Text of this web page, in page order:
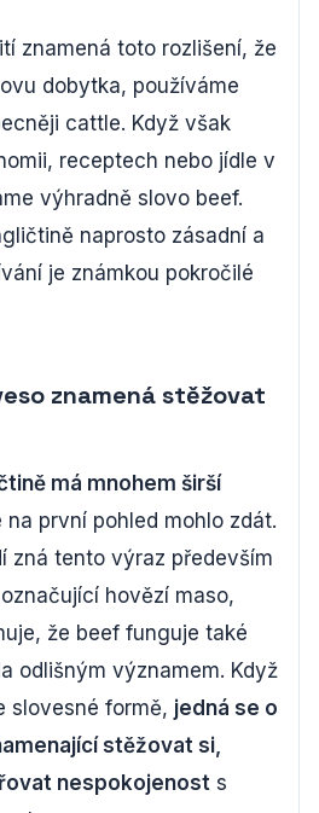
znamená toto rozlišení, že
dobytka, používáme
cattle. Když však
receptech nebo jídle v
výhradně slovo beef.
naprosto zásadní a
je známkou pokročilé
znamená stěžovat
má mnohem širší
na první pohled mohlo zdát.
zná tento výraz především
hovězí maso,
že beef funguje také
odlišným významem. Když
slovesné formě, jedná se o
stěžovat si,
nespokojenost s